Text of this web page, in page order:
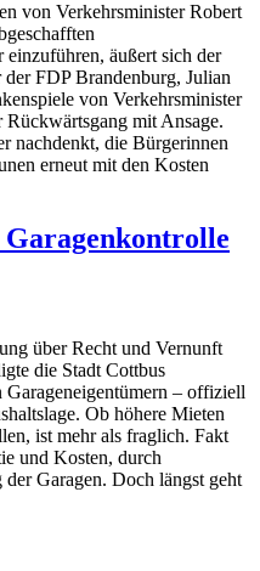
von Verkehrsminister Robert
einzuführen, äußert sich der
FDP Brandenburg, Julian
von Verkehrsminister
mit Ansage.
nachdenkt, die Bürgerinnen
erneut mit den Kosten
über Recht und Vernunft
die Stadt Cottbus
Garageneigentümern – offiziell
Ob höhere Mieten
ist mehr als fraglich. Fakt
und Kosten, durch
Garagen. Doch längst geht